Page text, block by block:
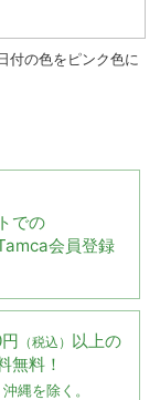
付の色をピンク色に
での
会員登録
（税込） 以上の
無料！
縄を除く。